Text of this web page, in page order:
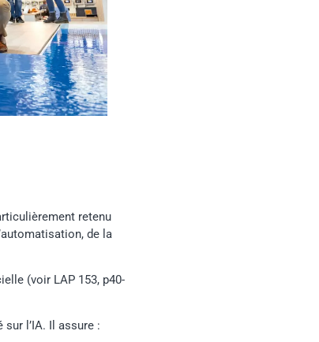
retenu
de la
(voir LAP 153, p40-
sur l’IA. Il assure :